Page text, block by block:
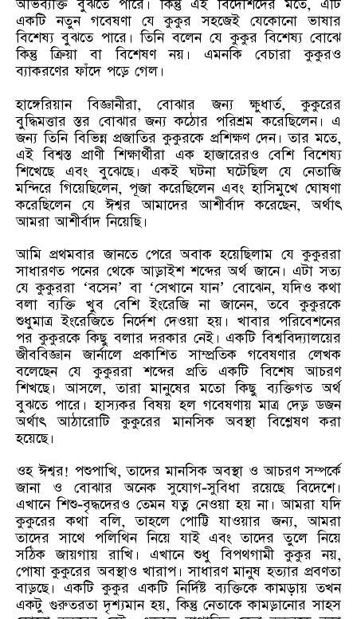
অভিব্যক্তি বুঝতে পারে। কিন্তু এই বিদেশিদের মতে, এটি
একটি নতুন গবেষণা যে কুকুর সহজেই যেকোনো ভাষার
বিশেষ্য বুঝতে পারে। তিনি বলেন যে কুকুর বিশেষ্য বোঝে
কিন্তু ক্রিয়া বা বিশেষণ নয়। এমনকি বেচারা কুকুরও
ব্যাকরণের ফাঁদে পড়ে গেল।
হাঙ্গেরিয়ান বিজ্ঞানীরা, বোঝার জন্য ক্ষুধার্ত, কুকুরের
বুদ্ধিমত্তার স্তর বোঝার জন্য কঠোর পরিশ্রম করেছিলেন। এ
জন্য তিনি বিভিন্ন প্রজাতির কুকুরকে প্রশিক্ষণ দেন। তার মতে,
এই বিশ্বস্ত প্রাণী শিক্ষার্থীরা এক হাজারেরও বেশি বিশেষ্য
শিখেছে এবং বুঝেছে। একই ঘটনা ঘটেছিল যে নেতাজি
মন্দিরে গিয়েছিলেন, পূজা করেছিলেন এবং হাসিমুখে ঘোষণা
করেছিলেন যে ঈশ্বর আমাদের আশীর্বাদ করেছেন, অর্থাৎ
আমরা আশীর্বাদ নিয়েছি।
আমি প্রথমবার জানতে পেরে অবাক হয়েছিলাম যে কুকুররা
সাধারণত পনের থেকে আড়াইশ শব্দের অর্থ জানে। এটা সত্য
যে কুকুররা ‘বসেন’ বা ‘সেখানে যান’ বোঝেন, যদিও কথা
বলা ব্যক্তি খুব বেশি ইংরেজি না জানেন, তবে কুকুরকে
শুধুমাত্র ইংরেজিতে নির্দেশ দেওয়া হয়। খাবার পরিবেশনের
পর কুকুরকে কিছু বলার দরকার নেই। একটি বিশ্ববিদ্যালয়ের
জীববিজ্ঞান জার্নালে প্রকাশিত সাম্প্রতিক গবেষণার লেখক
বলেছেন যে কুকুররা শব্দের প্রতি একটি বিশেষ আচরণ
শিখছে। আসলে, তারা মানুষের মতো কিছু ব্যক্তিগত অর্থ
বুঝতে পারে। হাস্যকর বিষয় হল গবেষণায় মাত্র দেড় ডজন
অর্থাৎ আঠারোটি কুকুরের মানসিক অবস্থা বিশ্লেষণ করা
হয়েছে।
ওহ ঈশ্বর! পশুপাখি, তাদের মানসিক অবস্থা ও আচরণ সম্পর্কে
জানা ও বোঝার অনেক সুযোগ-সুবিধা রয়েছে বিদেশে।
এখানে শিশু-বৃদ্ধদেরও তেমন যত্ন নেওয়া হয় না। আমরা যদি
কুকুরের কথা বলি, তাহলে পোট্টি যাওয়ার জন্য, আমরা
তাদের সাথে পলিথিন নিয়ে যাই এবং তাদের তুলে নিয়ে
সঠিক জায়গায় রাখি। এখানে শুধু বিপথগামী কুকুর নয়,
পোষা কুকুরের অবস্থাও খারাপ। সাধারণ মানুষ হত্যার প্রবণতা
বাড়ছে। একটি কুকুর একটি নির্দিষ্ট ব্যক্তিকে কামড়ায় তখন
একটু গুরুতরতা দৃশ্যমান হয়, কিন্তু নেতাকে কামড়ানোর সাহস